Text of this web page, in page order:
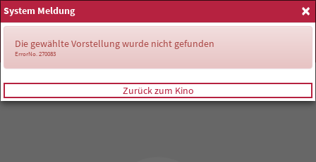
Anmelden
×
System Meldung
Die gewählte Vorstellung wurde nicht gefunden
ErrorNo. 270083
Zurück zum Kino